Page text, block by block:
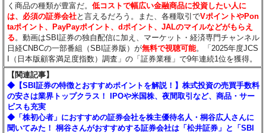
く商品の種類が豊富だ。低コストで幅広い金融商品に投資したい人に
は、必須の証券会社と言えるだろう。また、各種取引でVポイントやPon
taポイント、PayPayポイント、dポイント、JALのマイルなどがもらえ
る 。動画はSBI証券の独自配信に加え、マーケット・経済専門チャンネル
日経CNBCの一部番組（SBI証券版）が無料で視聴可能。「2025年度JCS
I（日本版顧客満足度指数）調査」の「証券業種」で9年連続1位を獲得。
【関連記事】
◆【SBI証券の特徴とおすすめポイントを解説！】株式投資の売買手数料
の安さは業界トップクラス！ IPOや米国株、夜間取引など、商品・サー
ビスも充実
◆「株初心者」におすすめの証券会社を株主優待名人・桐谷広人さんに
聞いてみた！ 桐谷さんがおすすめする証券会社は「松井証券」と「SBI